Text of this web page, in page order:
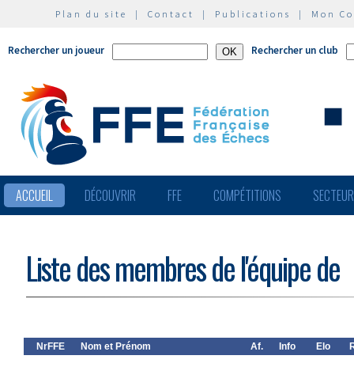
Plan du site | Contact | Publications | Mon
Rechercher un joueur Rechercher un club
ACCUEIL DÉCOUVRIR FFE COMPÉTITIONS
Liste des membres de l'équipe de
NrFFE Nom et Prénom Af. Info Elo